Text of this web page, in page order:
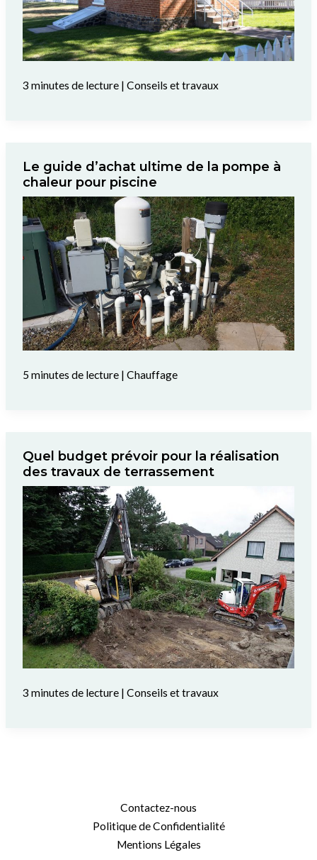
3 minutes de lecture| Conseils et travaux
Le guide d’achat ultime de la pompe à
chaleur pour piscine
5 minutes de lecture| Chauffage
Quel budget prévoir pour la réalisation
des travaux de terrassement
3 minutes de lecture| Conseils et travaux
Contactez-nous
Politique de Confidentialité
Mentions Légales